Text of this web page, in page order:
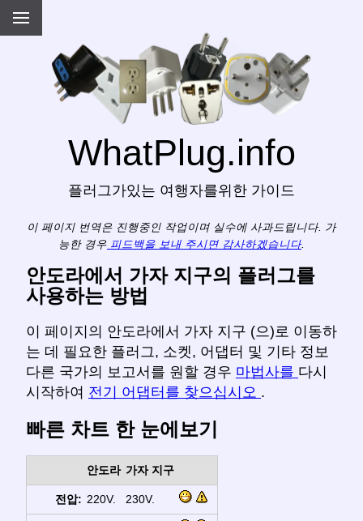
WhatPlug.info
플러그가있는 여행자를위한 가이드
이 페이지 번역은 진행중인 작업이며 실수에 사과드립니다. 가
능한 경우 피드백을 보내 주시면 감사하겠습니다.
안도라에서 가자 지구의 플러그를
사용하는 방법
이 페이지의 안도라에서 가자 지구 (으)로 이동하
는 데 필요한 플러그, 소켓, 어댑터 및 기타 정보
다른 국가의 보고서를 원할 경우 마법사를 다시
시작하여 전기 어댑터를 찾으십시오 .
빠른 차트 한 눈에보기
안도라 가자 지구
전압: 220V. 230V.